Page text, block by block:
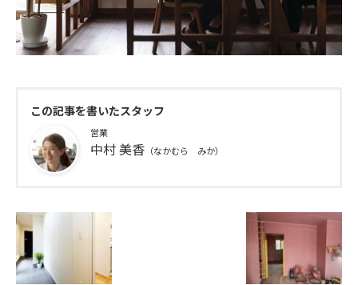
この記事を書いたスタッフ
営業
中村 美香 （なかむら みか）